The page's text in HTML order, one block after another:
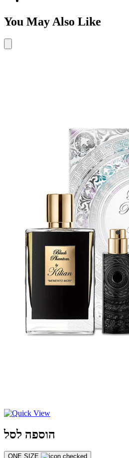
You May Also Like
הוספה לסל
ONE SIZE